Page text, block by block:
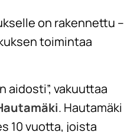
on rakennettu –
toimintaa
vakuuttaa
. Hautamäki
10 vuotta, joista